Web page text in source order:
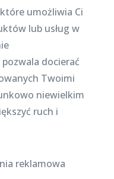
umożliwia Ci
lub usług w
docierać
Twoimi
niewielkim
ruch i